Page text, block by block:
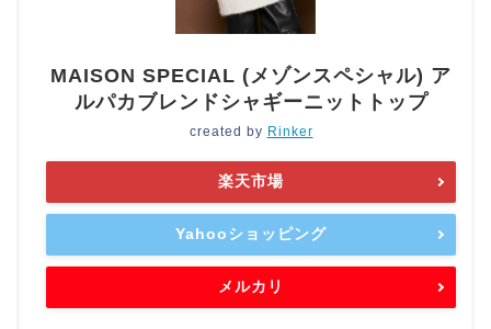
MAISON SPECIAL (メゾンスペシャル) ア
ルパカブレンドシャギーニットトップ
created by Rinker
楽天市場
Yahooショッピング
メルカリ